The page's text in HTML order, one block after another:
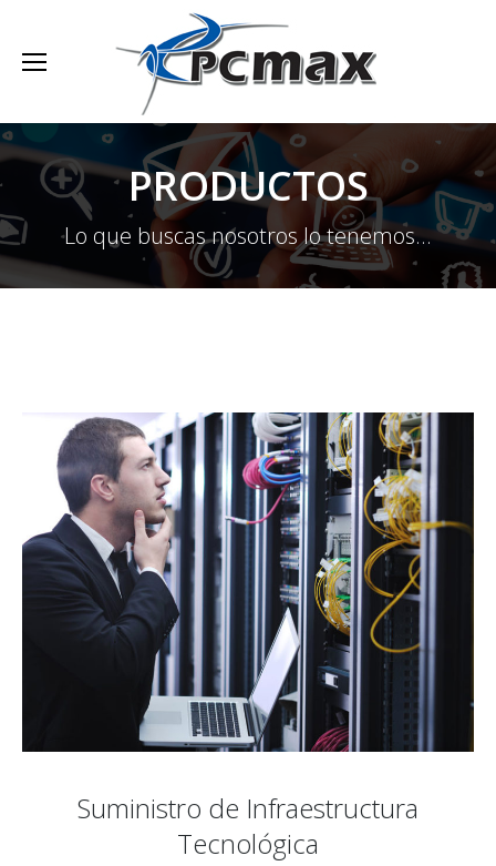
PRODUCTOS
Lo que buscas nosotros lo tenemos...
Suministro de Infraestructura
Tecnológica